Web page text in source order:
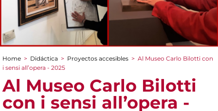
You are here
Home > Didáctica > Proyectos accesibles > Al Museo Carlo Bilotti con
i sensi all’opera - 2025
Al Museo Carlo Bilotti
con i sensi all’opera -